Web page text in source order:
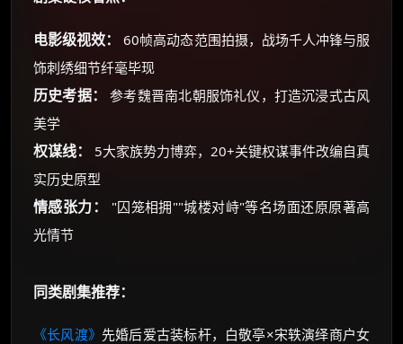
电影级视效：
60帧高动态范围拍摄，战场千人冲锋与服
饰刺绣细节纤毫毕现
历史考据：
参考魏晋南北朝服饰礼仪，打造沉浸式古风
美学
权谋线：
5大家族势力博弈，20+关键权谋事件改编自真
实历史原型
情感张力：
"囚笼相拥""城楼对峙"等名场面还原原著高
光情节
同类剧集推荐：
《长风渡》 先婚后爱古装标杆，白敬亭×宋轶演绎商户女